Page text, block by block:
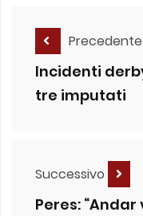
Precedente
Incidenti
tre imputati
Successivo
Peres: